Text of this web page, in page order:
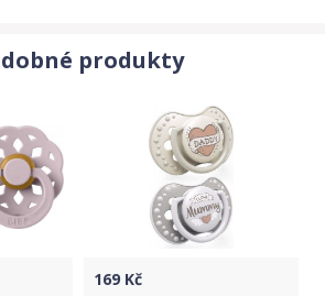
produkty
169 Kč